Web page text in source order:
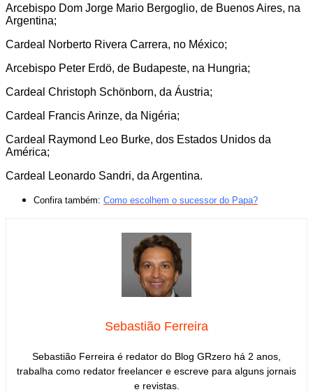
Arcebispo Dom Jorge Mario Bergoglio, de Buenos Aires, na
Argentina;
Cardeal Norberto Rivera Carrera, no México;
Arcebispo Peter Erdö, de Budapeste, na Hungria;
Cardeal Christoph Schönborn, da Áustria;
Cardeal Francis Arinze, da Nigéria;
Cardeal Raymond Leo Burke, dos Estados Unidos da
América;
Cardeal Leonardo Sandri, da Argentina.
Confira também: Como escolhem o sucessor do Papa?
Sebastião Ferreira
Sebastião Ferreira é redator do Blog GRzero há 2 anos,
trabalha como redator freelancer e escreve para alguns jornais
e revistas.